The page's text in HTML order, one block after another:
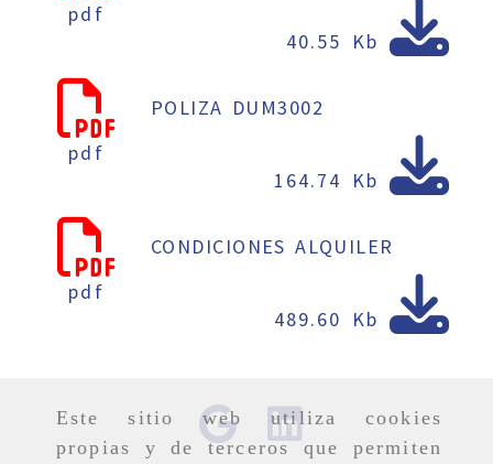
Este sitio web utiliza cookies
propias y de terceros que permiten
pdf
40.55 Kb
pdf
POLIZA DUM3002
164.74 Kb
pdf
CONDICIONES ALQUILER
489.60 Kb